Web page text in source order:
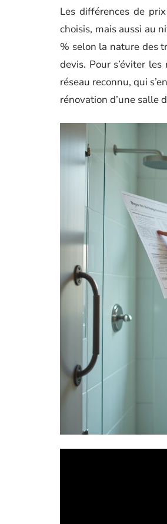
Les différences de
choisis, mais aussi au
% selon la nature des
devis. Pour s’éviter
réseau reconnu, qui
rénovation d’une salle